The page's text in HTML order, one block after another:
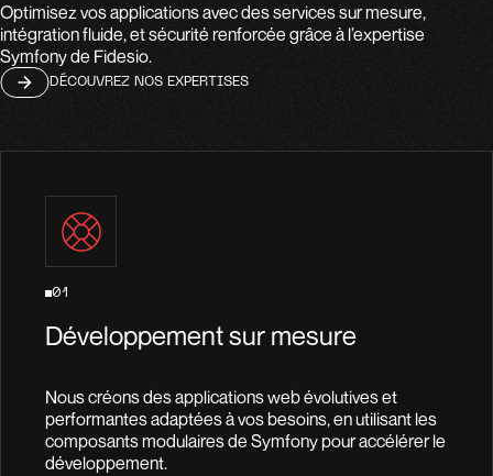
Optimisez vos applications avec des services sur mesure,
intégration fluide, et sécurité renforcée grâce à l’expertise
Symfony de Fidesio.
DÉCOUVREZ NOS EXPERTISES
01
Développement sur mesure
Nous créons des applications web évolutives et
performantes adaptées à vos besoins, en utilisant les
composants modulaires de Symfony pour accélérer le
développement.